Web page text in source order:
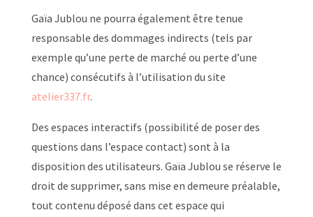
Gaïa Jublou ne pourra également être tenue
responsable des dommages indirects (tels par
exemple qu’une perte de marché ou perte d’une
chance) consécutifs à l’utilisation du site
atelier337.fr.
Des espaces interactifs (possibilité de poser des
questions dans l’espace contact) sont à la
disposition des utilisateurs. Gaïa Jublou se réserve le
droit de supprimer, sans mise en demeure préalable,
tout contenu déposé dans cet espace qui